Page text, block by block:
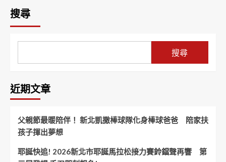
關
鍵
搜尋
搜尋
近期文章
父親節最暖陪伴！ 新北凱撒棒球隊化身棒球爸爸 陪家扶
孩子揮出夢想
耶誕快追! 2026新北市耶誕馬拉松接力賽鈴鐺聲再響 第